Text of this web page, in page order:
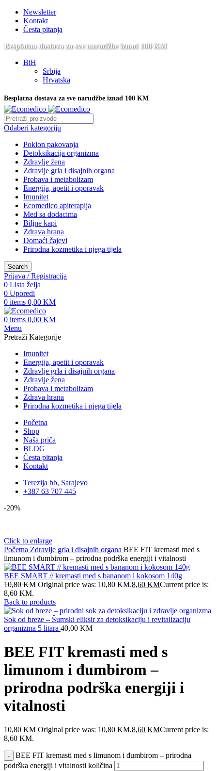
Newsletter
Kontakt
Česta pitanja
Besplatna dostava za sve narudžbe iznad 100 KM
BiH
Srbija
Hrvatska
Besplatna dostava za sve narudžbe iznad 100 KM
Odaberi kategoriju
Poklon pakovanja
Detoksikacija organizma
Zdravlje žena
Zdravlje grla i disajnih organa
Probava i metabolizam
Energija, apetit i oporavak
Imunitet
Ecomedico apiterapija
Med sa dodacima
Biljne kapi
Zdrava hrana
Domaći čajevi
Prirodna kozmetika i njega tijela
Search
Prijava / Registracija
0 Lista želja
0 Uporedi
0 items 0,00 KM
0 items 0,00 KM
Menu
Pretraži Kategorije
Imunitet
Energija, apetit i oporavak
Zdravlje grla i disajnih organa
Zdravlje žena
Probava i metabolizam
Zdrava hrana
Prirodna kozmetika i njega tijela
Početna
Shop
Naša priča
BLOG
Česta pitanja
Kontakt
Terezija bb, Sarajevo
+387 63 707 445
-20%
Click to enlarge
Početna Zdravlje grla i disajnih organa BEE FIT kremasti med s
limunom i đumbirom – prirodna podrška energiji i vitalnosti
BEE SMART // kremasti med s bananom i kokosom 140g
10,80KM Original price was: 10,80 KM.8,60 KMCurrent price is:
8,60 KM.
Back to products
Sok od breze – Šumski eliksir za detoksikaciju i revitalizaciju
organizma 5 litara 40,00 KM
BEE FIT kremasti med s
limunom i đumbirom –
prirodna podrška energiji i
vitalnosti
10,80KM Original price was: 10,80 KM.8,60 KMCurrent price is:
8,60 KM.
BEE FIT kremasti med s limunom i đumbirom – prirodna
podrška energiji i vitalnosti količina